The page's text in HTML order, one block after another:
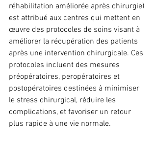
réhabilitation améliorée après chirurgie)
est attribué aux centres qui mettent en
œuvre des protocoles de soins visant à
améliorer la récupération des patients
après une intervention chirurgicale. Ces
protocoles incluent des mesures
préopératoires, peropératoires et
postopératoires destinées à minimiser
le stress chirurgical, réduire les
complications, et favoriser un retour
plus rapide à une vie normale.